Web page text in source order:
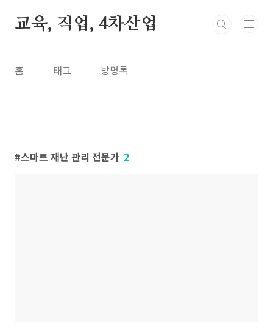
교육, 직업, 4차산업
홈 태그 방명록
스마트 재난 관리 전문가 2